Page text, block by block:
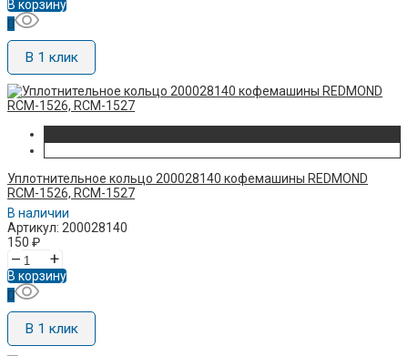
В корзину
В 1 клик
Уплотнительное кольцо 200028140 кофемашины REDMOND
RCM-1526, RCM-1527
В наличии
Артикул: 200028140
150 ₽
– +
В корзину
В 1 клик